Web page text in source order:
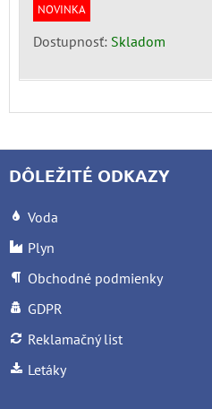
NOVINKA
Dostupnosť: Skladom
DÔLEŽITÉ ODKAZY
Voda
Plyn
Obchodné podmienky
GDPR
Reklamačný list
Letáky